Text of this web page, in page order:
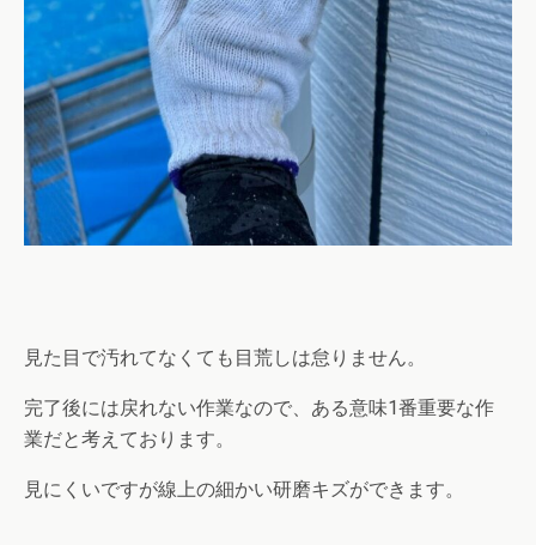
見た目で汚れてなくても目荒しは怠りません。
完了後には戻れない作業なので、ある意味1番重要な作
業だと考えております。
見にくいですが線上の細かい研磨キズができます。